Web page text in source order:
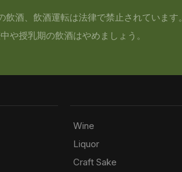
飲酒、飲酒運転は法律で禁止されています。
や授乳期の飲酒はやめましょう。
Wine
Liquor
Craft Sake